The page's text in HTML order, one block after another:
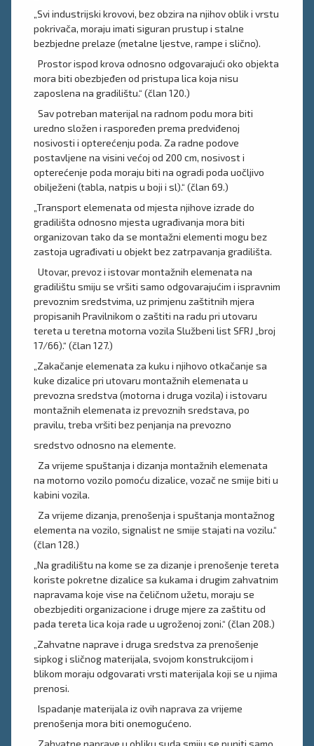
„Svi industrijski krovovi, bez obzira na njihov oblik i vrstu
pokrivača, moraju imati siguran prustup i stalne
bezbjedne prelaze (metalne ljestve, rampe i slično).
Prostor ispod krova odnosno odgovarajući oko objekta
mora biti obezbjeđen od pristupa lica koja nisu
zaposlena na gradilištu.“ (član 120.)
Sav potreban materijal na radnom podu mora biti
uredno složen i raspoređen prema predviđenoj
nosivosti i opterećenju poda. Za radne podove
postavljene na visini većoj od 200 cm, nosivost i
opterećenje poda moraju biti na ogradi poda uočljivo
obilježeni (tabla, natpis u boji i sl).“ (član 69.)
„Transport elemenata od mjesta njihove izrade do
gradilišta odnosno mjesta ugrađivanja mora biti
organizovan tako da se montažni elementi mogu bez
zastoja ugrađivati u objekt bez zatrpavanja gradilišta.
Utovar, prevoz i istovar montažnih elemenata na
gradilištu smiju se vršiti samo odgovarajućim i ispravnim
prevoznim sredstvima, uz primjenu zaštitnih mjera
propisanih Pravilnikom o zaštiti na radu pri utovaru
tereta u teretna motorna vozila Službeni list SFRJ „broj
17/66).“ (član 127.)
„Zakačanje elemenata za kuku i njihovo otkačanje sa
kuke dizalice pri utovaru montažnih elemenata u
prevozna sredstva (motorna i druga vozila) i istovaru
montažnih elemenata iz prevoznih sredstava, po
pravilu, treba vršiti bez penjanja na prevozno
sredstvo odnosno na elemente.
Za vrijeme spuštanja i dizanja montažnih elemenata
na motorno vozilo pomoću dizalice, vozač ne smije biti u
kabini vozila.
Za vrijeme dizanja, prenošenja i spuštanja montažnog
elementa na vozilo, signalist ne smije stajati na vozilu.“
(član 128.)
„Na gradilištu na kome se za dizanje i prenošenje tereta
koriste pokretne dizalice sa kukama i drugim zahvatnim
napravama koje vise na čeličnom užetu, moraju se
obezbjediti organizacione i druge mjere za zaštitu od
pada tereta lica koja rade u ugroženoj zoni.“ (član 208.)
„Zahvatne naprave i druga sredstva za prenošenje
sipkog i sličnog materijala, svojom konstrukcijom i
blikom moraju odgovarati vrsti materijala koji se u njima
prenosi.
Ispadanje materijala iz ovih naprava za vrijeme
prenošenja mora biti onemogućeno.
Zahvatne naprave u obliku suda smiju se puniti samo